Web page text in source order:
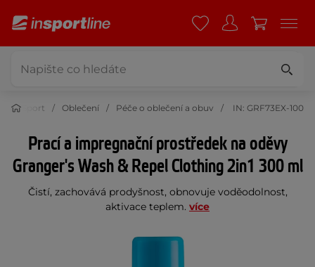
Sport Oblečení Péče o oblečení a obuv IN: GRF73EX-100
Prací a impregnační prostředek na oděvy
Granger's Wash & Repel Clothing 2in1 300 ml
Čistí, zachovává prodyšnost, obnovuje voděodolnost,
aktivace teplem. více